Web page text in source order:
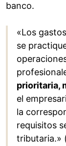
banco.
«Los
se
prioritaria,
el
la
requisitos
tributaria.»